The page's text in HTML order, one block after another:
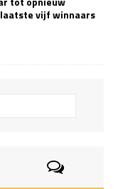
vijf winnaars